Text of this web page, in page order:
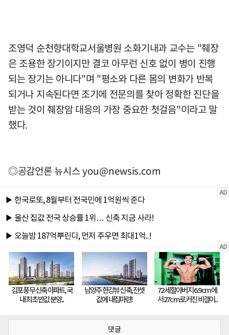
조영덕 순천향대학교서울병원 소화기내과 교수는 "췌장
은 조용한 장기이지만 결코 아무런 신호 없이 병이 진행
되는 장기는 아니다"며 "평소와 다른 몸의 변화가 반복
되거나 지속된다면 조기에 전문의를 찾아 정확한 진단을
받는 것이 췌장암 대응의 가장 중요한 첫걸음"이라고 말
했다.
◎공감언론 뉴시스you@newsis.com
댓글